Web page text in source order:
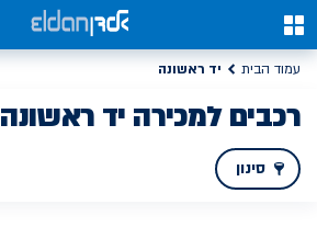
0
עמוד הבית יד ראשונה
רכבים למכירה יד ראשונה
סינון